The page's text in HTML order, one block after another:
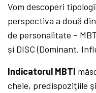
Vom descoperi
perspectiva a două
de personalitate –
și DISC (Dominant,
Indicatorul MBTI
cheie, predispoziţiile